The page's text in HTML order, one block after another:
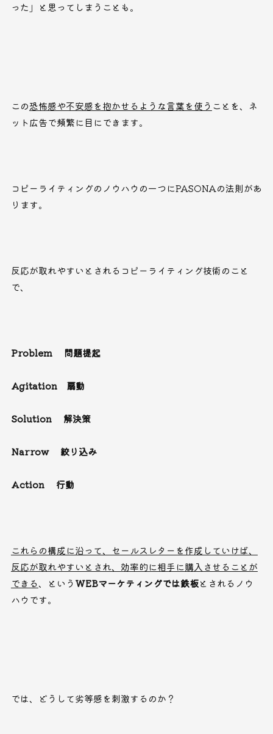
った」と思ってしまうことも。
この恐怖感や不安感を抱かせるような言葉を使う ことを、ネ
ット広告で頻繁に目にできます。
コピーライティングのノウハウの一つにPASONAの法則があ
ります。
反応が取れやすいとされるコピーライティング技術のこと
で、
Problem 問題提起
Agitation 扇動
Solution 解決策
Narrow 絞り込み
Action 行動
これらの構成に沿って、セールスレターを作成していけば、
反応が取れやすいとされ、効率的に相手に購入させることが
できる、というWEBマーケティングでは鉄板とされるノウ
ハウです。
では、どうして劣等感を刺激するのか？